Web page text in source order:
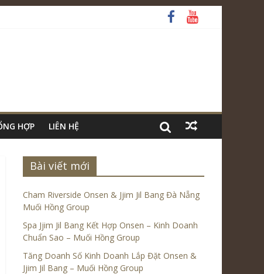
HỢP LIÊN HỆ
Bài viết mới
Cham Riverside Onsen & Jjim Jil Bang Đà Nẵng
Muối Hồng Group
Spa Jjim Jil Bang Kết Hợp Onsen – Kinh Doanh
Chuẩn Sao – Muối Hồng Group
Tăng Doanh Số Kinh Doanh Lắp Đặt Onsen &
Jjim Jil Bang – Muối Hồng Group